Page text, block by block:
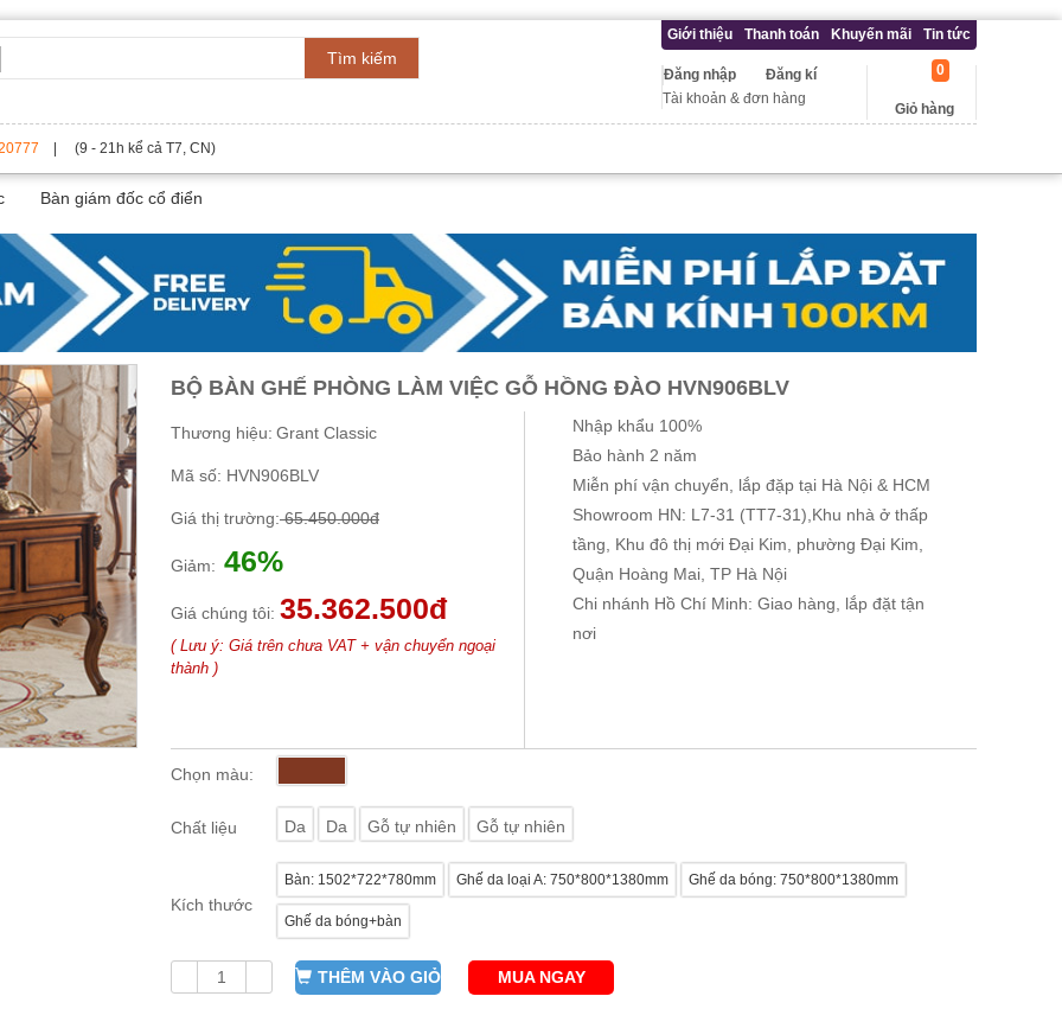
Tìm kiếm
Giới thiệu Thanh toán Khuyến mãi Tin tức
Đăng kí
Đăng nhập
Tài khoản & đơn hàng
Giỏ hàng
0
| (9 - 21h kể cả T7, CN)
Bàn giám đốc cổ điển
BỘ BÀN GHẾ PHÒNG LÀM VIỆC GỖ HỒNG ĐÀO HVN906BLV
Thương hiệu: Grant Classic
Mã số: HVN906BLV
Giá thị trường:65.450.000đ
Giảm: 46%
Giá chúng tôi: 35.362.500đ
( Lưu ý: Giá trên chưa VAT + vận chuyển ngoại
thành )
Nhập khẩu 100%
Bảo hành 2 năm
Miễn phí vận chuyển, lắp đặp tại Hà Nội & HCM
Showroom HN: L7-31 (TT7-31),Khu nhà ở thấp
tầng, Khu đô thị mới Đại Kim, phường Đại Kim,
Quận Hoàng Mai, TP Hà Nội
Chi nhánh Hồ Chí Minh: Giao hàng, lắp đặt tận
nơi
Chọn màu:
Chất liệu Da Da Gỗ tự nhiên Gỗ tự nhiên
Kích thước
Bàn: 1502*722*780mm Ghế da loại A: 750*800*1380mm Ghế da bóng: 750*800*1380mm
Ghế da bóng+bàn
THÊM VÀO GIỎ MUA NGAY